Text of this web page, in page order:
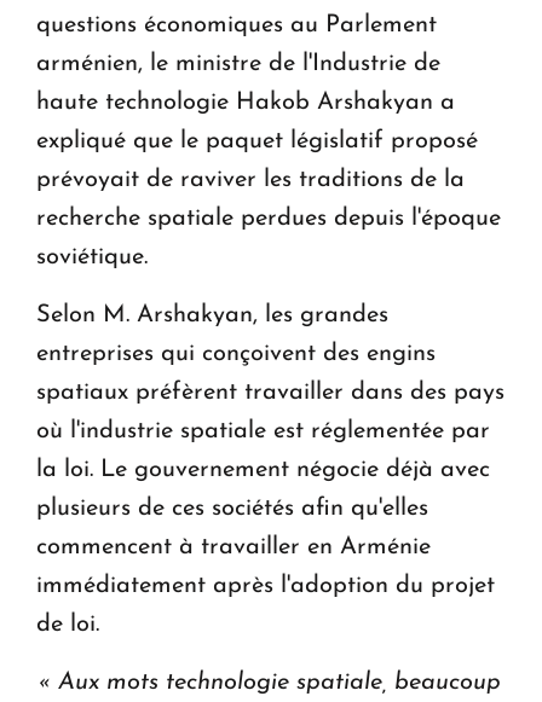
questions économiques au Parlement
arménien, le ministre de l'Industrie de
haute technologie Hakob Arshakyan a
expliqué que le paquet législatif proposé
prévoyait de raviver les traditions de la
recherche spatiale perdues depuis l'époque
soviétique.
Selon M. Arshakyan, les grandes
entreprises qui conçoivent des engins
spatiaux préfèrent travailler dans des pays
où l'industrie spatiale est réglementée par
la loi. Le gouvernement négocie déjà avec
plusieurs de ces sociétés afin qu'elles
commencent à travailler en Arménie
immédiatement après l'adoption du projet
de loi.
« Aux mots technologie spatiale, beaucoup